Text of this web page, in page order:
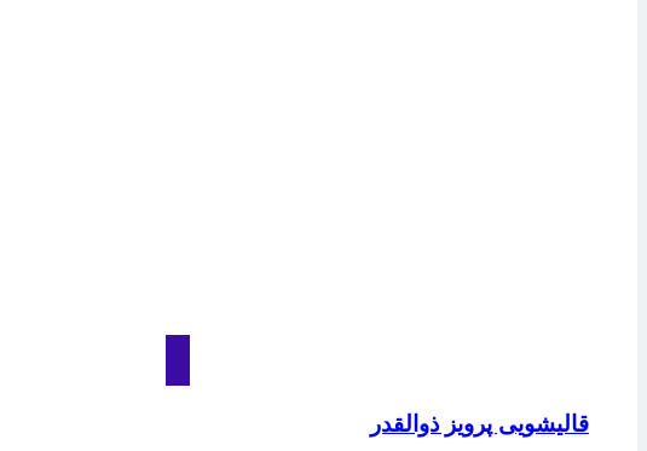
قالیشویی پرویز ذوالقدر